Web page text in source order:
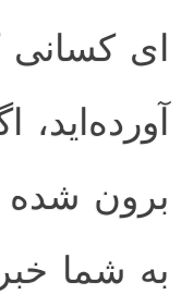
اى كسانى
برون شده
به شما